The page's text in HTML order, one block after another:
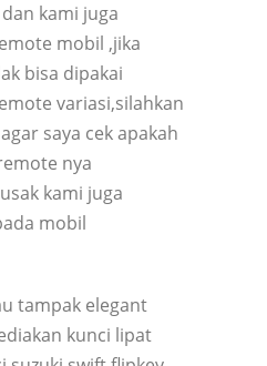
kami juga
mobil ,jika
bisa dipakai
variasi,silahkan
saya cek apakah
nya
kami juga
mobil
tampak elegant
kunci lipat